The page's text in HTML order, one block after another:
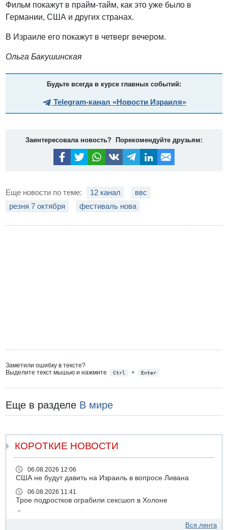
Фильм покажут в прайм-тайм, как это уже было в
Германии, США и других странах.
В Израиле его покажут в четверг вечером.
Ольга Бакушинская
Будьте всегда в курсе главных событий:
Telegram-канал «Новости Израиля»
Заинтересовала новость? Порекомендуйте друзьям:
Еще новости по теме: 12 канал
ввс
резня 7 октября
фестиваль нова
Заметили ошибку в тексте?
Выделите текст мышью и нажмите
Ctrl + Enter
Еще в разделе В мире
КОРОТКИЕ НОВОСТИ
06.08.2026 12:06
США не будут давить на Израиль в вопросе Ливана
06.08.2026 11:41
Трое подростков ограбили сексшоп в Холоне
Вся лента